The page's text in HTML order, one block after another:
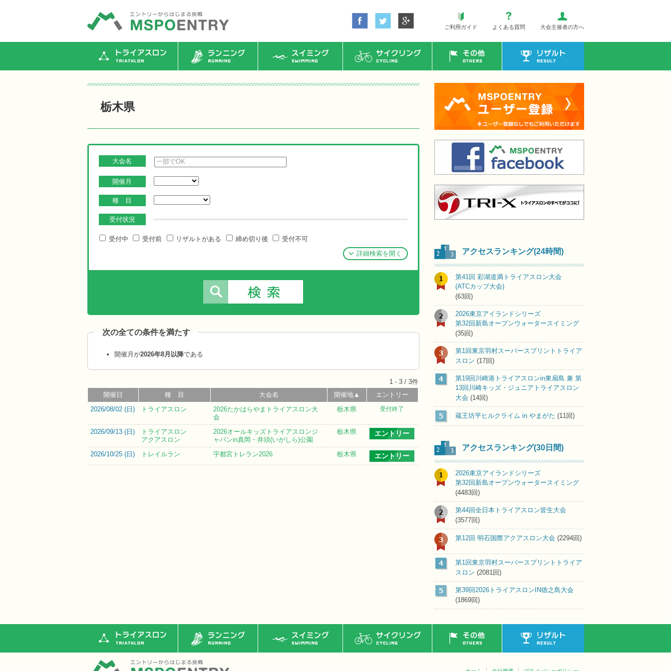
ご利用ガイド よくある質問 大会主催者の方へ
トライアスロン ランニング スイミング サイクリング その他 リザルト
栃木県
大会名
開催月
種 目
受付状況
受付中 受付前 リザルトがある 締め切り後
受付不可
詳細検索を開く
次の全ての条件を満たす
開催月が2026年8月以降である
1 - 3 / 3件
開催日
種 目 大会名 開催地▲
エントリー
2026/08/02 ( 日 ) トライアスロン
2026たかはらやまトライアスロン大
会
栃木県 受付終了
2026/09/13 ( 日 )
トライアスロン
アクアスロン
2026オールキッズトライアスロンジ
ャパンin真岡・井頭(いがしら)公園
栃木県 エントリー
2026/10/25 ( 日 ) トレイルラン 宇都宮トレラン2026 栃木県 エントリー
アクセスランキング(24時間)
1
第41回 彩湖道満トライアスロン大会
(ATCカップ大会)
(63回)
2
2026東京アイランドシリーズ
第32回新島オープンウォータースイミング
(35回)
3
第1回東京羽村スーパースプリントトライア
スロン (17回)
4
第19回川崎港トライアスロンin東扇島 兼 第
13回川崎キッズ・ジュニアトライアスロン
大会 (14回)
5 蔵王坊平ヒルクライム in やまがた (11回)
アクセスランキング(30日間)
1
2026東京アイランドシリーズ
第32回新島オープンウォータースイミング
(4483回)
2
第44回全日本トライアスロン皆生大会
(3577回)
3 第12回 明石国際アクアスロン大会 (2294回)
4
第1回東京羽村スーパースプリントトライア
スロン (2081回)
5
第39回2026トライアスロンIN徳之島大会
(1869回)
トライアスロン ランニング スイミング サイクリング その他 リザルト